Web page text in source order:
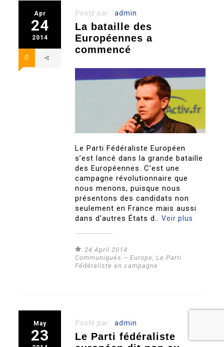
Apr
24
2014
0
Posté par :admin
La bataille des
Européennes a
commencé
Le Parti Fédéraliste Européen
s’est lancé dans la grande bataille
des Européennes. C’est une
campagne révolutionnaire que
nous menons, puisque nous
présentons des candidats non
seulement en France mais aussi
dans d’autres États d..Voir plus
24 April 2014
Communiqués – Europe,Le Parti
Fédéraliste en campagne
May
23
Posté par :admin
Le Parti fédéraliste